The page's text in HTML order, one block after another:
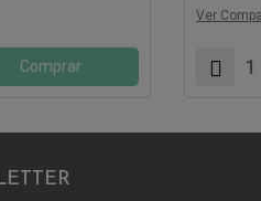
Comprar
Ver